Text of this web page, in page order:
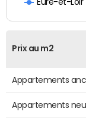
Prix au m2
Appartements
Appartements